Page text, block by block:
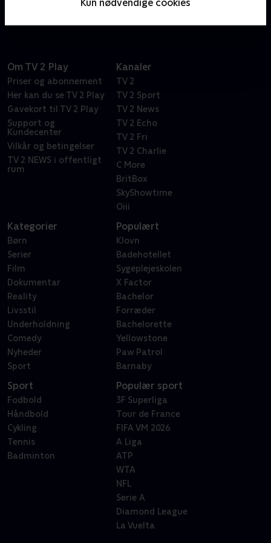
Kun nødvendige cookies
hotelejere i et fremmed land.
Om TV 2 Play
Priser og abonnement
Her kan du se TV 2 Play
Gavekort til TV 2 Play
Support og
Kundecenter
Vilkår og betingelser
TV 2 NEWS i offentligt
rum
Kanaler
TV 2
TV 2 Sport
TV 2 News
TV 2 Echo
TV 2 Fri
TV 2 Charlie
C More
BritBox
SkyShowtime
Oiii
Kategorier
Børn
Serier
Film
Dokumentar
Reality
Livsstil
Underholdning
Comedy
Nyheder
Sport
Populært
Klovn
Badehotellet
Sygeplejeskolen
X Factor
Bachelor
Forræder
Bachelorette
Yellowstone
Paw Patrol
Barnaby
Sport
Fodbold
Håndbold
Cykling
Tennis
Badminton
Populær sport
3F Superliga
Tour de France
FIFA VM 2026
A Liga
ATP
WTA
NFL
Serie A
Diamond League
La Vuelta